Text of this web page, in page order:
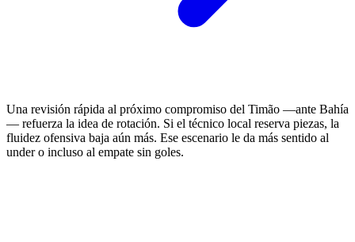
Una revisión rápida al próximo compromiso del Timão —ante Bahía
— refuerza la idea de rotación. Si el técnico local reserva piezas, la
fluidez ofensiva baja aún más. Ese escenario le da más sentido al
under o incluso al empate sin goles.